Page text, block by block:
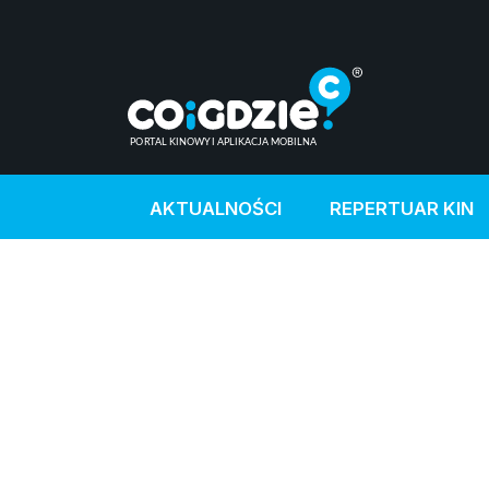
AKTUALNOŚCI REPERTUAR KIN